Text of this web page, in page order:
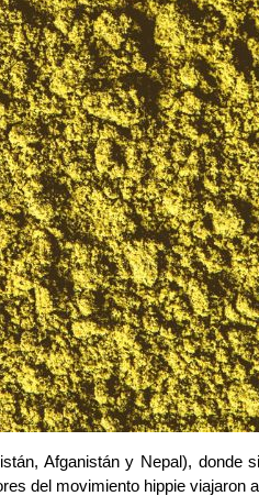
Afganistán y Nepal), donde
del movimiento hippie viajaron